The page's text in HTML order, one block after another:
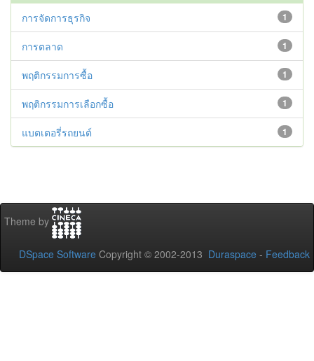
1
การจัดการธุรกิจ
1
การตลาด
1
พฤติกรรมการซื้อ
1
พฤติกรรมการเลือกซื้อ
1
แบตเตอรี่รถยนต์
Theme by
DSpace Software Copyright © 2002-2013 Duraspace - Feedback